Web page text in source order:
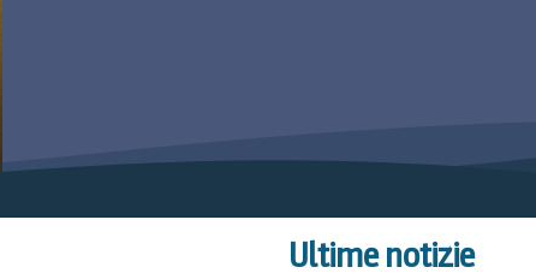
Ultime notizie